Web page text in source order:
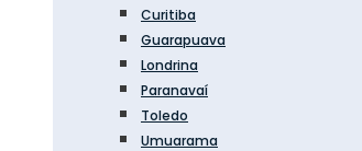
Curitiba
Guarapuava
Londrina
Paranavaí
Toledo
Umuarama